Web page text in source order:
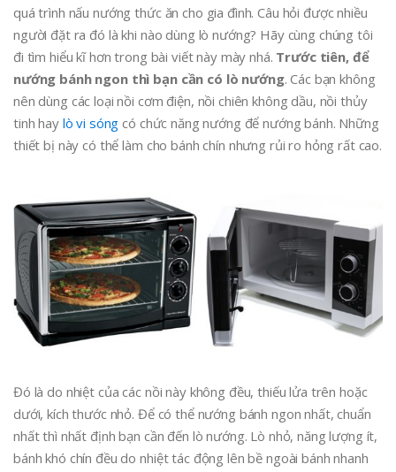
quá trình nấu nướng thức ăn cho gia đình. Câu hỏi được nhiều
người đặt ra đó là khi nào dùng lò nướng? Hãy cùng chúng tôi
đi tìm hiểu kĩ hơn trong bài viết này mày nhá. Trước tiên, để
nướng bánh ngon thì bạn cần có lò nướng. Các bạn không
nên dùng các loại nồi cơm điện, nồi chiên không dầu, nồi thủy
tinh hay lò vi sóng có chức năng nướng để nướng bánh. Những
thiết bị này có thể làm cho bánh chín nhưng rủi ro hỏng rất cao.
Đó là do nhiệt của các nồi này không đều, thiếu lửa trên hoặc
dưới, kích thước nhỏ. Để có thể nướng bánh ngon nhất, chuẩn
nhất thì nhất định bạn cần đến lò nướng. Lò nhỏ, năng lượng ít,
bánh khó chín đều do nhiệt tác động lên bề ngoài bánh nhanh